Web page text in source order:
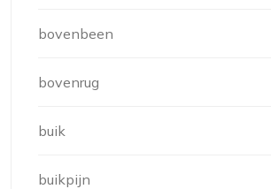
bovenbeen
bovenrug
buik
buikpijn